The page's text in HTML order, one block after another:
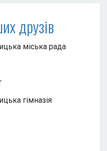
друзів
міська рада
гімназія